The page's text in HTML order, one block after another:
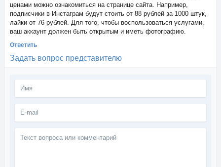
ценами можно ознакомиться на странице сайта. Например,
подписчики в Инстаграм будут стоить от 88 рублей за 1000 штук,
лайки от 76 рублей. Для того, чтобы воспользоваться услугами,
ваш аккаунт должен быть открытым и иметь фотографию.
Ответить
Задать вопрос представителю
вопроса